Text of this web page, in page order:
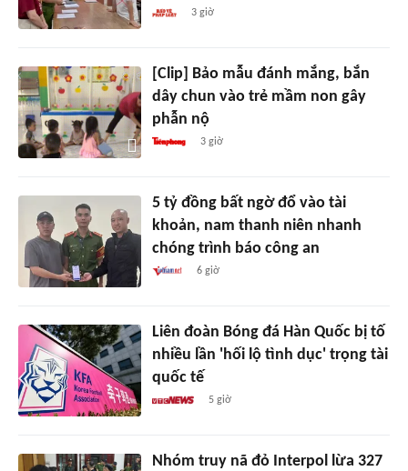
3 giờ
[Clip] Bảo mẫu đánh mắng, bắn
dây chun vào trẻ mầm non gây
phẫn nộ
3 giờ
5 tỷ đồng bất ngờ đổ vào tài
khoản, nam thanh niên nhanh
chóng trình báo công an
6 giờ
Liên đoàn Bóng đá Hàn Quốc bị tố
nhiều lần 'hối lộ tình dục' trọng tài
quốc tế
5 giờ
Nhóm truy nã đỏ Interpol lừa 327